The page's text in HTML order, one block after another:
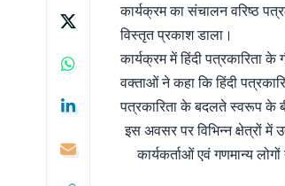
कार्यक्रम का संचालन वरिष्ठ
विस्तृत प्रकाश डाला।
कार्यक्रम में हिंदी पत्रकारिता के
वक्ताओं ने कहा कि हिंदी
पत्रकारिता के बदलते स्वरूप के
इस अवसर पर विभिन्न क्षेत्रों में
कार्यकर्ताओं एवं गणमान्य